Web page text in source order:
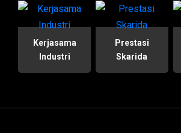
Kerjasama
Industri
Prestasi
Skarida